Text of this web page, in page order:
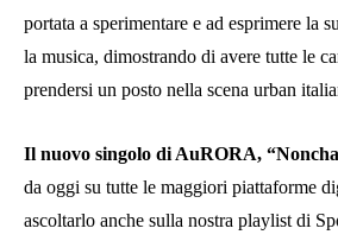
portata a sperimentare e ad esprimere la
la musica, dimostrando di avere tutte le
prendersi un posto nella scena urban
Il nuovo singolo di AuRORA,
da oggi su tutte le maggiori piattaforme
ascoltarlo anche sulla nostra playlist di